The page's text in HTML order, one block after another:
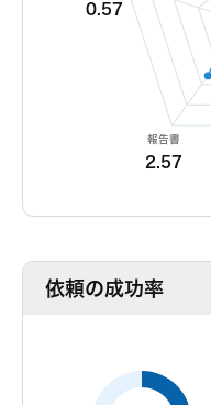
報告書
2.57
0.57
依頼の成功率